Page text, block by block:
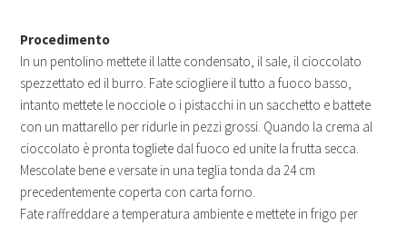
Procedimento
In un pentolino mettete il latte condensato, il sale, il cioccolato
spezzettato ed il burro. Fate sciogliere il tutto a fuoco basso,
intanto mettete le nocciole o i pistacchi in un sacchetto e battete
con un mattarello per ridurle in pezzi grossi. Quando la crema al
cioccolato è pronta togliete dal fuoco ed unite la frutta secca.
Mescolate bene e versate in una teglia tonda da 24 cm
precedentemente coperta con carta forno.
Fate raffreddare a temperatura ambiente e mettete in frigo per